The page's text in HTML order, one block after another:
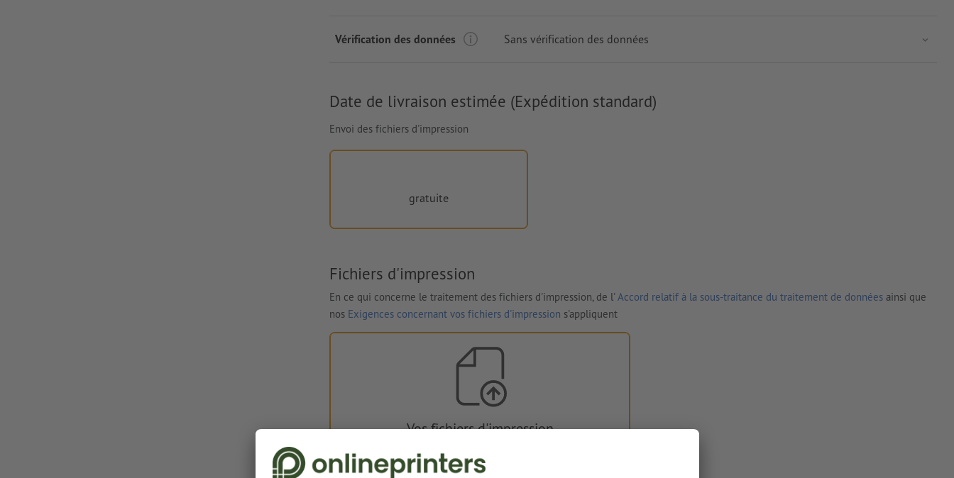
Vérification des données Sans vérification des données
Date de livraison estimée (Expédition standard)
Envoi des fichiers d'impression
gratuite
Fichiers d'impression
En ce qui concerne le traitement des fichiers d'impression, de l'Accord relatif à la sous-traitance du traitement de données ainsi que
nos Exigences concernant vos fichiers d'impression s'appliquent
Vos fichiers d'impression
Vous pouvez télécharger vos fichiers d'impression avant ou